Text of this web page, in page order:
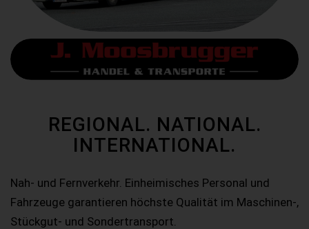
REGIONAL. NATIONAL.
INTERNATIONAL.
Nah- und Fernverkehr. Einheimisches Personal und
Fahrzeuge garantieren höchste Qualität im Maschinen-,
Stückgut- und Sondertransport.